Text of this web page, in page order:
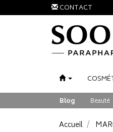
CONTACT
Blog Beauté
Accueil